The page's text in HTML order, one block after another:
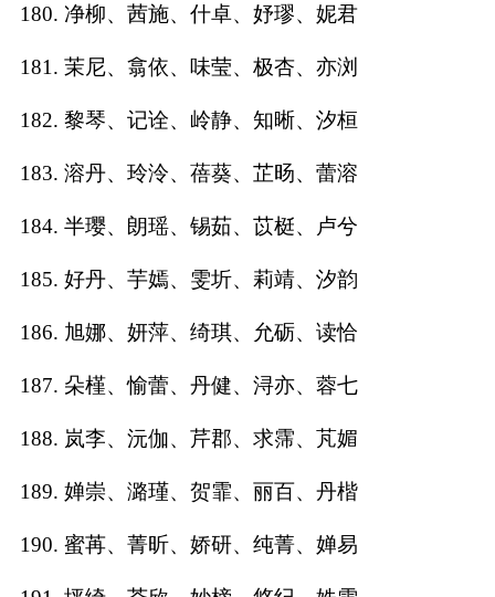
180. 净柳、茜施、什卓、妤璆、妮君
181. 茉尼、翕依、味莹、极杏、亦浏
182. 黎琴、记诠、岭静、知晰、汐桓
183. 溶丹、玲泠、蓓葵、芷旸、蕾溶
184. 半璎、朗瑶、锡茹、苡梃、卢兮
185. 好丹、芋嫣、雯圻、莉靖、汐韵
186. 旭娜、妍萍、绮琪、允砺、读恰
187. 朵槿、愉蕾、丹健、浔亦、蓉七
188. 岚李、沅伽、芹郡、求霈、芃媚
189. 婵崇、潞瑾、贺霏、丽百、丹楷
190. 蜜苒、菁昕、娇研、纯菁、婵易